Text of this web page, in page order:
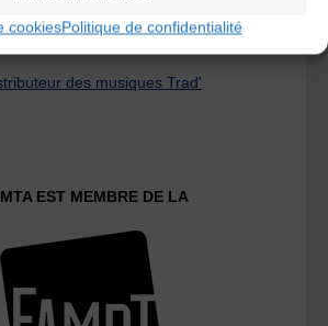
cookiesPolitique de confidentialité
des musiques Trad'
EST MEMBRE DE LA